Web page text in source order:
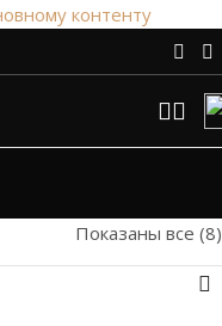
контенту
на подбор
от 3х вариантов | В
Показаны все (8)